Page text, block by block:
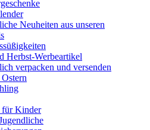
Neuheiten aus unseren
Herbst-Werbeartikel
verpacken und versenden
für Kinder